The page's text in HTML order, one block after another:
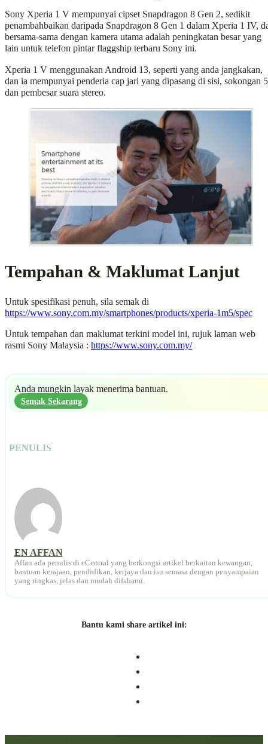
Sony Xperia 1 V mempunyai cipset Snapdragon 8 Gen 2, sedikit
penambahbaikan daripada Snapdragon 8 Gen 1 dalam Xperia 1 IV,
bersama-sama dengan kamera utama adalah peningkatan besar yang
lain untuk telefon pintar flaggship terbaru Sony ini.
Xperia 1 V menggunakan Android 13, seperti yang anda jangkakan,
dan ia mempunyai penderia cap jari yang dipasang di sisi, sokongan
dan pembesar suara stereo.
Tempahan & Maklumat Lanjut
Untuk spesifikasi penuh, sila semak di
https://www.sony.com.my/smartphones/products/xperia-1m5/spec
Untuk tempahan dan maklumat terkini model ini, rujuk laman web
rasmi Sony Malaysia : https://www.sony.com.my/
Anda mungkin layak menerima bantuan.
Semak Sekarang
PENULIS
EN AFFAN
Affan ada penulis di eCentral yang berkongsi artikel berkaitan kewangan,
bantuan kerajaan, pendidikan, kerjaya dan isu semasa dengan penyampaian
yang ringkas, jelas dan mudah difahami.
Bantu kami share artikel ini: